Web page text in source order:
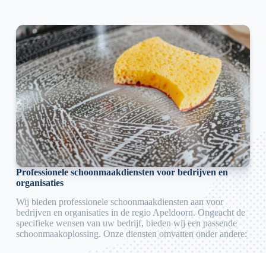
Professionele schoonmaakdiensten voor bedrijven en
organisaties
Wij bieden professionele schoonmaakdiensten aan voor
bedrijven en organisaties in de regio Apeldoorn. Ongeacht de
specifieke wensen van uw bedrijf, bieden wij een passende
schoonmaakoplossing. Onze diensten omvatten onder andere: